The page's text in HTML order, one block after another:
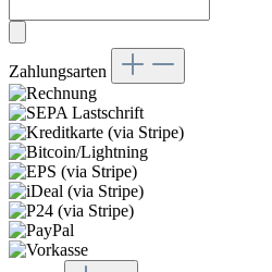
Zahlungsarten